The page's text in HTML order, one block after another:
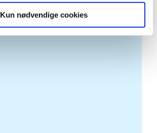
Kun nødvendige cookies